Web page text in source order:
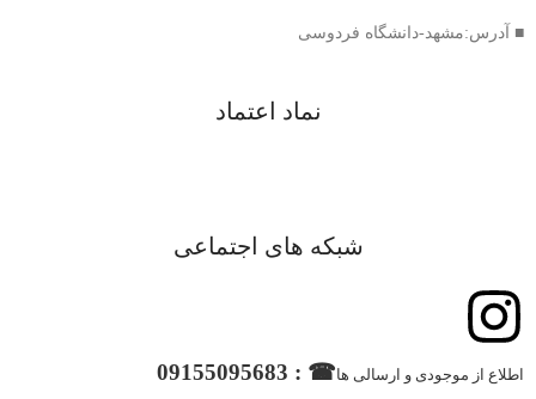
■ آدرس:مشهد-دانشگاه فردوسی
نماد اعتماد
شبکه های اجتماعی
اطلاع از موجودی و ارسالی ها☎ : 09155095683